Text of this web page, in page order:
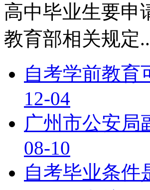
高中毕业生要申
教育部相关规定
自考学前教育
12-04
广州市公安局
08-10
自考毕业条件